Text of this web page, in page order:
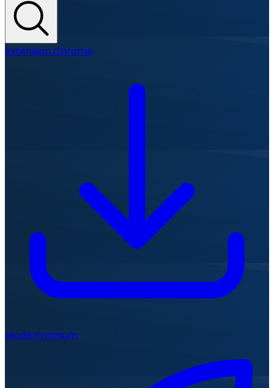
Extension Chrome
Mode Premium